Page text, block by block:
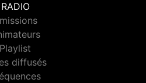
RADIO
Playlist
diffusés